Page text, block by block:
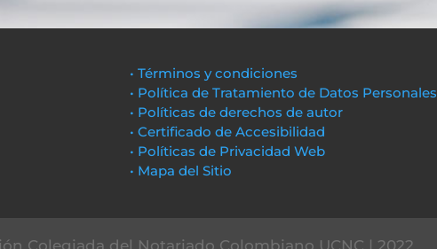
• Términos y condiciones
• Política de Tratamiento de Datos Personales
• Políticas de derechos de autor
• Certificado de Accesibilidad
• Políticas de Privacidad Web
• Mapa del Sitio
Colegiada del Notariado Colombiano UCNC | 2022